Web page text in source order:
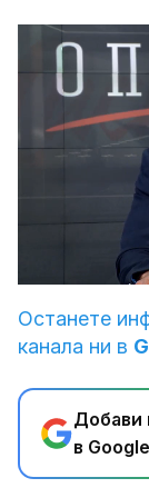
Останете
канала ни в
Добави
в Google